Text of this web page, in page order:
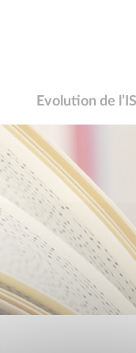
Evolution de